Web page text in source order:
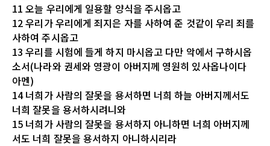
11 오늘 우리에게 일용할 양식을 주시옵고
12 우리가 우리에게 죄지은 자를 사하여 준 것같이 우리 죄를
사하여 주시옵고
13 우리를 시험에 들게 하지 마시옵고 다만 악에서 구하시옵
소서(나라와 권세와 영광이 아버지께 영원히 있사옵나이다
아멘)
14 너희가 사람의 잘못을 용서하면 너희 하늘 아버지께서도
너희 잘못을 용서하시려니와
15 너희가 사람의 잘못을 용서하지 아니하면 너희 아버지께
서도 너희 잘못을 용서하지 아니하시리라